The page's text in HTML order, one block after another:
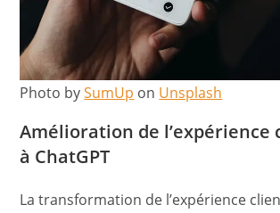
Photo bySumUp on Unsplash
Amélioration de l’expérience
à ChatGPT
La transformation de l’expérience